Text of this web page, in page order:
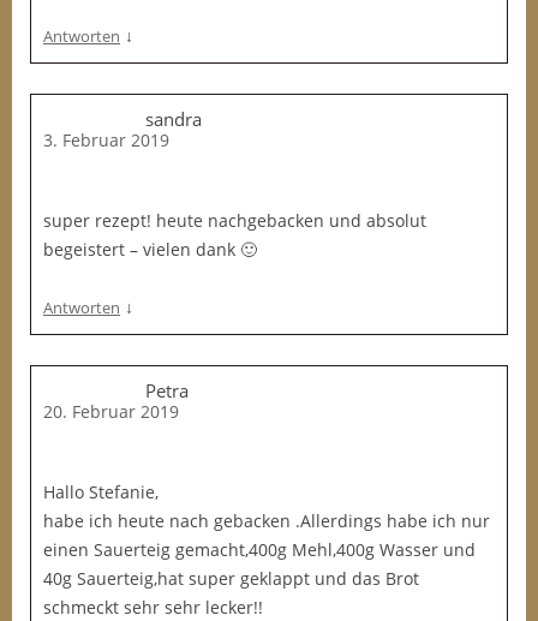
Antworten ↓
sandra
3. Februar 2019
super rezept! heute nachgebacken und absolut
begeistert – vielen dank 🙂
Antworten ↓
Petra
20. Februar 2019
Hallo Stefanie,
habe ich heute nach gebacken .Allerdings habe ich nur
einen Sauerteig gemacht,400g Mehl,400g Wasser und
40g Sauerteig,hat super geklappt und das Brot
schmeckt sehr sehr lecker!!